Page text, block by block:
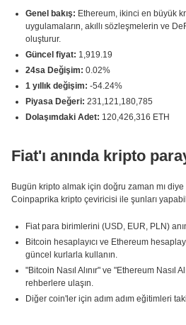
Genel bakış: Ethereum, ikinci en büyük
uygulamaların, akıllı sözleşmelerin ve
oluşturur.
Güncel fiyat: 1,919.19
24sa Değişim: 0.02%
1 yıllık değişim: -54.24%
Piyasa Değeri: 231,121,180,785
Dolaşımdaki Adet: 120,426,316 ETH
Fiat'ı anında kripto
Bugün kripto almak için doğru zaman mı
Coinpaprika kripto çeviricisi ile şunları
Fiat para birimlerini (USD, EUR, PLN)
Bitcoin hesaplayıcı ve Ethereum
güncel kurlarla kullanın.
"Bitcoin Nasıl Alınır" ve "Ethereum Nasıl
rehberlere ulaşın.
Diğer coin'ler için adım adım eğitimleri